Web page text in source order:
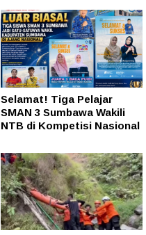
Selamat! Tiga Pelajar
SMAN 3 Sumbawa Wakili
NTB di Kompetisi Nasional